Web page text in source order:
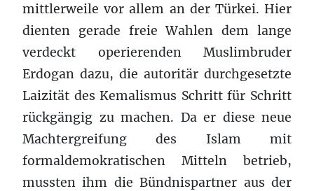
mittlerweile vor allem an der Türkei. Hier
dienten gerade freie Wahlen dem lange
verdeckt operierenden Muslimbruder
Erdogan dazu, die autoritär durchgesetzte
Laizität des Kemalismus Schritt für Schritt
rückgängig zu machen. Da er diese neue
Machtergreifung des Islam mit
formaldemokratischen Mitteln betrieb,
mussten ihm die Bündnispartner aus der